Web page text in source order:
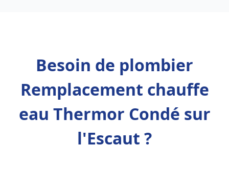
Besoin de plombier
Remplacement chauffe
eau Thermor Condé sur
l'Escaut ?